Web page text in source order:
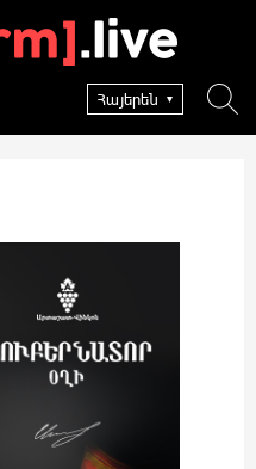
Հայերեն